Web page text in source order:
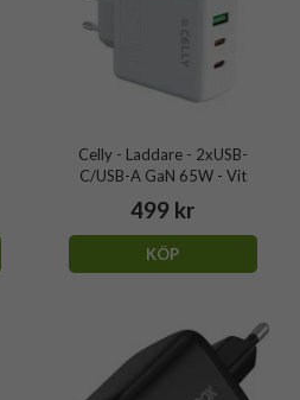
Celly - Laddare - 2xUSB-
C/USB-A GaN 65W - Vit
499 kr
KÖP